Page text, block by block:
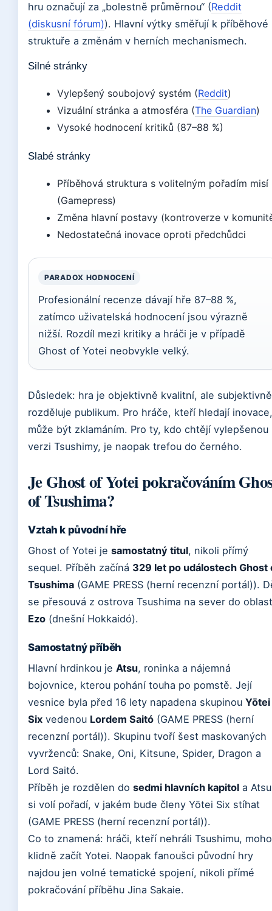
hru označují za „bolestně průměrnou“ (Reddit
(diskusní fórum)). Hlavní výtky směřují k příběhové
struktuře a změnám v herních mechanismech.
Silné stránky
Vylepšený soubojový systém (Reddit)
Vizuální stránka a atmosféra (The Guardian)
Vysoké hodnocení kritiků (87–88 %)
Slabé stránky
Příběhová struktura s volitelným pořadím misí
(Gamepress)
Změna hlavní postavy (kontroverze v
Nedostatečná inovace oproti předchůdci
PARADOX HODNOCENÍ
Profesionální recenze dávají hře 87–88 %,
zatímco uživatelská hodnocení jsou výrazně
nižší. Rozdíl mezi kritiky a hráči je v případě
Ghost of Yotei neobvykle velký.
Důsledek: hra je objektivně kvalitní, ale subjektivně
rozděluje publikum. Pro hráče, kteří hledají inovace,
může být zklamáním. Pro ty, kdo chtějí vylepšenou
verzi Tsushimy, je naopak trefou do černého.
Je Ghost of Yotei pokračováním
of Tsushima?
Vztah k původní hře
Ghost of Yotei je samostatný titul, nikoli přímý
sequel. Příběh začíná 329 let po událostech Ghost
Tsushima (GAME PRESS (herní recenzní portál)).
se přesouvá z ostrova Tsushima na sever do
Ezo (dnešní Hokkaidó).
Samostatný příběh
Hlavní hrdinkou je Atsu, roninka a nájemná
bojovnice, kterou pohání touha po pomstě. Její
vesnice byla před 16 lety napadena skupinou Yōtei
Six vedenou Lordem Saitó (GAME PRESS (herní
recenzní portál)). Skupinu tvoří šest maskovaných
vyvrženců: Snake, Oni, Kitsune, Spider, Dragon a
Lord Saitó.
Příběh je rozdělen do sedmi hlavních kapitol a Atsu
si volí pořadí, v jakém bude členy Yōtei Six stíhat
(GAME PRESS (herní recenzní portál)).
Co to znamená: hráči, kteří nehráli Tsushimu,
klidně začít Yotei. Naopak fanoušci původní hry
najdou jen volné tematické spojení, nikoli přímé
pokračování příběhu Jina Sakaie.